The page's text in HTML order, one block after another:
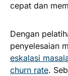
cepat dan
Dengan
penyelesaian
eskalasi
churn rate.